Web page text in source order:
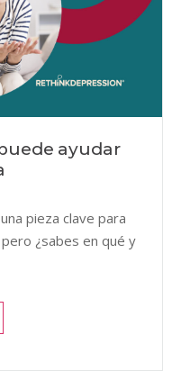
ayudar
pieza clave para
¿sabes en qué y